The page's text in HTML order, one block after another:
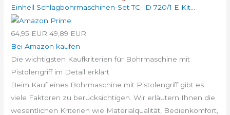
Einhell Schlagbohrmaschinen-Set TC-ID 720/1 E Kit...
64,95 EUR 49,89 EUR
Bei Amazon kaufen
Die wichtigsten Kaufkriterien für Bohrmaschine mit
Pistolengriff im Detail erklärt
Beim Kauf eines Bohrmaschine mit Pistolengriff gibt es
viele Faktoren zu berücksichtigen. Wir erläutern Ihnen die
wesentlichen Kriterien wie Materialqualität, Bedienkomfort,